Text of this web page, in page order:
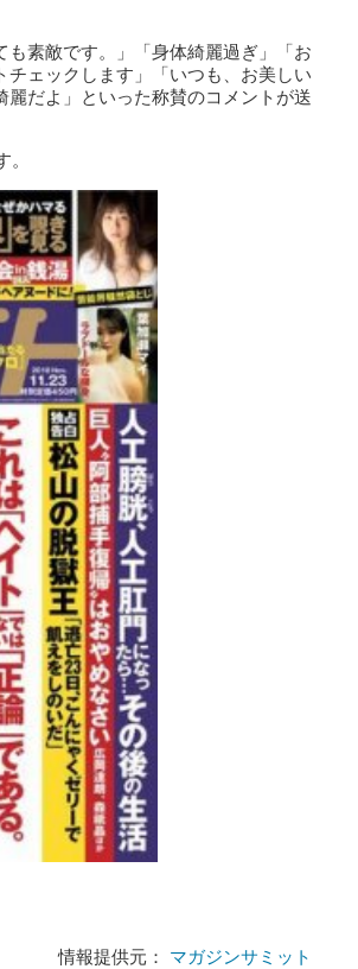
素敵です。」「身体綺麗過ぎ」「お
ェックします」「いつも、お美しい
だよ」といった称賛のコメントが送
情報提供元： マガジンサミット